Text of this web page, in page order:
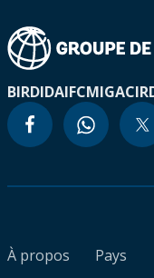
BIRDIDAIFCMIGA
À propos
Pays